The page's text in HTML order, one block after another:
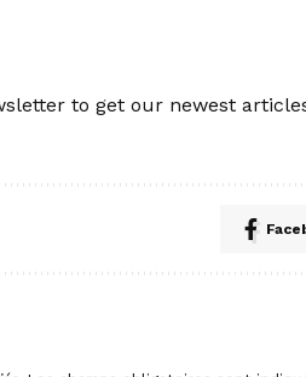
to get our newest